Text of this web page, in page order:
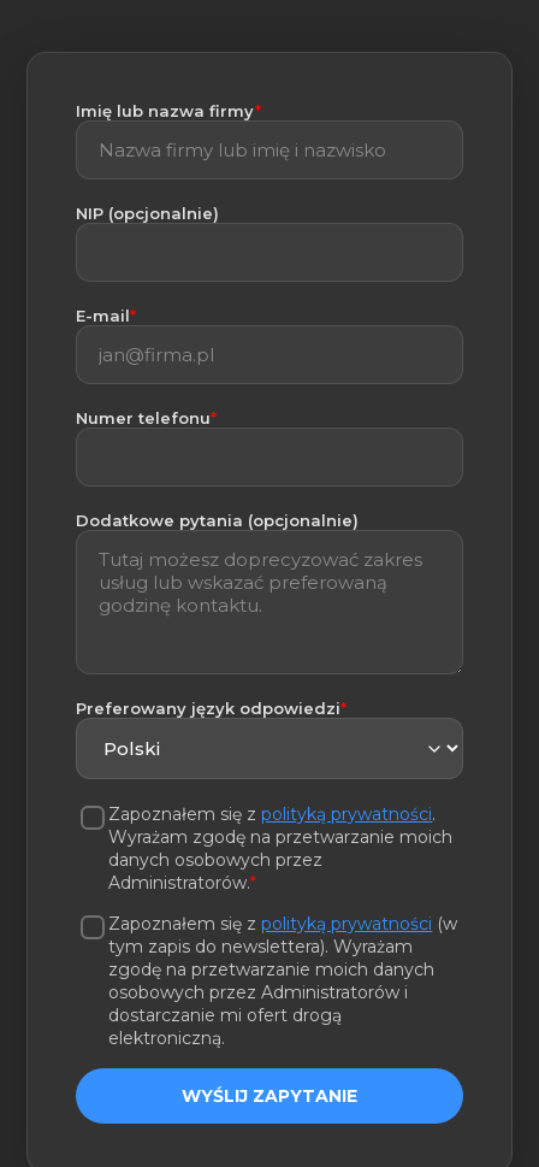
Imię lub nazwa firmy*(wymagane)
NIP (opcjonalnie)
E-mail*(wymagane)
Numer telefonu*(wymagane)
Dodatkowe pytania (opcjonalnie)
Preferowany język odpowiedzi*(wymagane)
Zapoznałem się zpolityką prywatności.
Wyrażam zgodę na przetwarzanie moich
danych osobowych przez
Administratorów.*
Zapoznałem się zpolityką prywatności (w
tym zapis do newslettera). Wyrażam
zgodę na przetwarzanie moich danych
osobowych przez Administratorów i
dostarczanie mi ofert drogą
elektroniczną.
WYŚLIJ ZAPYTANIE